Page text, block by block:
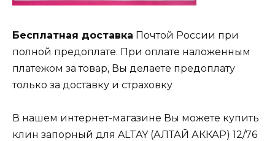
Бесплатная доставка Почтой России при
полной предоплате. При оплате наложенным
платежом за товар, Вы делаете предоплату
только за доставку и страховку
В нашем интернет-магазине Вы можете купить
клин запорный для ALTAY (АЛТАЙ АККАР) 12/76